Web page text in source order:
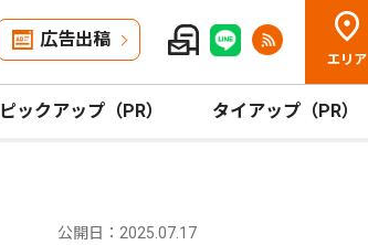
広告出稿
エリア
ピックアップ（PR） タイアップ（PR）
公開日：2025.07.17